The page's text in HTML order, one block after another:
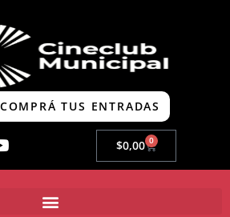
COMPRÁ TUS ENTRADAS
$0,00 0